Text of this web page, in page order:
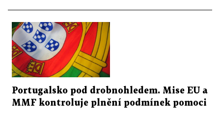
Portugalsko pod drobnohledem. Mise EU a
MMF kontroluje plnění podmínek pomoci